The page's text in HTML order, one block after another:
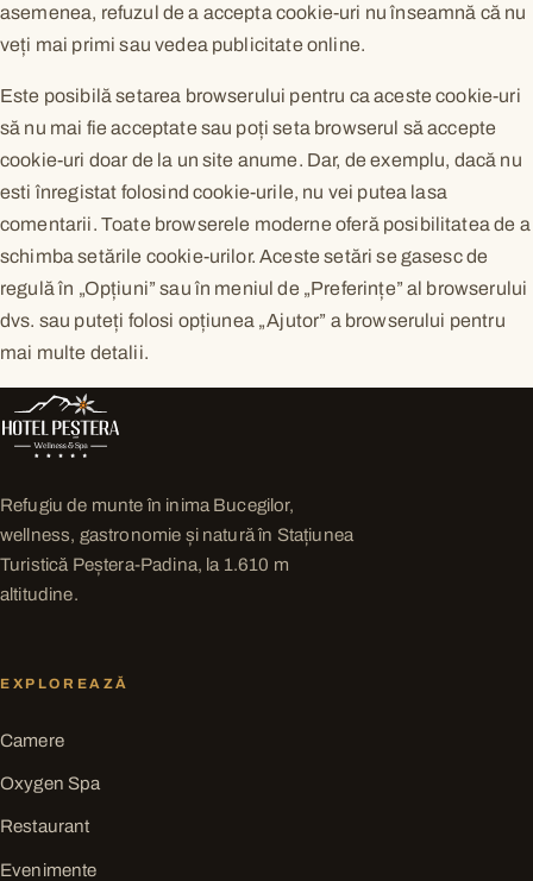
asemenea, refuzul de a accepta cookie-uri nu înseamnă că nu
veți mai primi sau vedea publicitate online.
Este posibilă setarea browserului pentru ca aceste cookie-uri
să nu mai fie acceptate sau poți seta browserul să accepte
cookie-uri doar de la un site anume. Dar, de exemplu, dacă nu
esti înregistat folosind cookie-urile, nu vei putea lasa
comentarii. Toate browserele moderne oferă posibilitatea de a
schimba setările cookie-urilor. Aceste setări se gasesc de
regulă în „Opțiuni” sau în meniul de „Preferințe” al browserului
dvs. sau puteți folosi opțiunea „Ajutor” a browserului pentru
mai multe detalii.
Refugiu de munte în inima Bucegilor,
wellness, gastronomie și natură în Stațiunea
Turistică Peștera-Padina, la 1.610 m
altitudine.
EXPLOREAZĂ
Camere
Oxygen Spa
Restaurant
Evenimente